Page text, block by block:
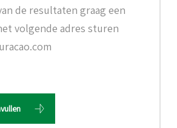
de resultaten graag een
volgende adres sturen